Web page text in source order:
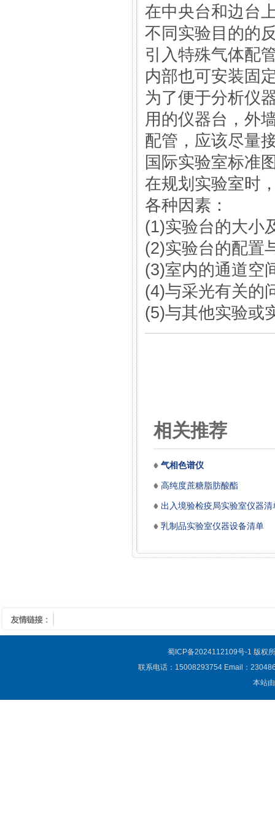
在中央台和边台
不同实验目的的
引入特殊气体配
内部也可安装固
为了便于分析仪
用的仪器台，外
配管，应该尽量
国际实验室标准
在规划实验室时
各种因素：
(1)实验台的大小
(2)实验台的配置
(3)室内的通道空
(4)与采光有关的
(5)与其他实验或
相关推荐
气相色谱仪
高纯度蔗糖脂肪酸酯
出入境验检疫局实验室仪器清
乳制品实验室仪器设备清单
蜀ICP备2024112109号-1 版权
联系电话：15008293754 Email：
本站由